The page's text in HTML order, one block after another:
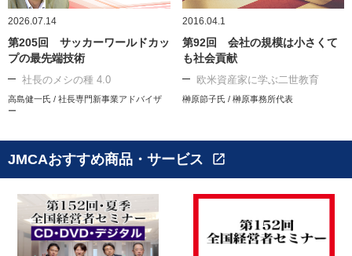
2026.07.14
第205回 サッカーワールドカッ
プの最先端技術
社長のメシの種 4.0
高島健一氏 / 社長専門新事業アドバイザ
ー
2016.04.1
第92回 会社の規模は小さくて
も社会貢献
欧米資産家に学ぶ二世教育
榊原節子氏 / 榊原事務所代表
JMCAおすすめ商品・サービス open_in_new